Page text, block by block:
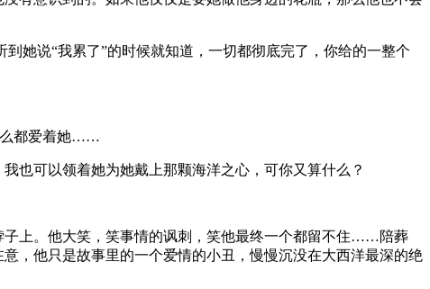
她说“我累了”的时候就知道，一切都彻底完了，你给的一整个
么都爱着她……
也可以领着她为她戴上那颗海洋之心，可你又算什么？
子上。他大笑，笑事情的讽刺，笑他最终一个都留不住……陪葬
，他只是故事里的一个爱情的小丑，慢慢沉没在大西洋最深的绝